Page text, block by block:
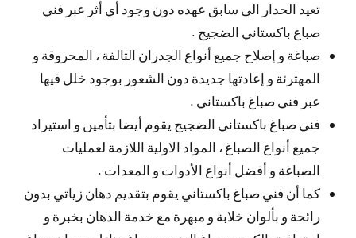
تعيد الحدار الى سابق عهده دون وجود أي أثر عبر فني
صباغ باكستاني الضجيج .
صباغة و إصلاح جميع أنواع الجدران التالفة ، المحروقة و
المهترئة و إعادتها جديدة دون الشعور بوجود خلل فيها
عبر فني صباغ باكستاني .
فني صباغ باكستاني الضجيج يقوم أيضا بتأمين و استيراد
جميع أنواع الصباغ ، المواد الاولية اللازمة لعمليات
الصباغة و أفضل أنواع الأدوات و المعدات .
كما أن فني صباغ باكستاني يقوم بتقديم دهان زياتي بدون
رائحة و بألوان خلابة و مبهرة مع خدمة الدهان بخبرة و